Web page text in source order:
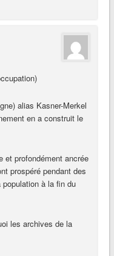
alias Kasner-Merkel
en a construit le
et profondément ancrée
prospéré pendant des
à la fin du
les archives de la